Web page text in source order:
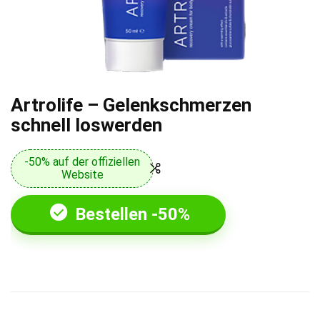
Artrolife – Gelenkschmerzen
schnell loswerden
-50% auf der offiziellen
Website
Bestellen -50%